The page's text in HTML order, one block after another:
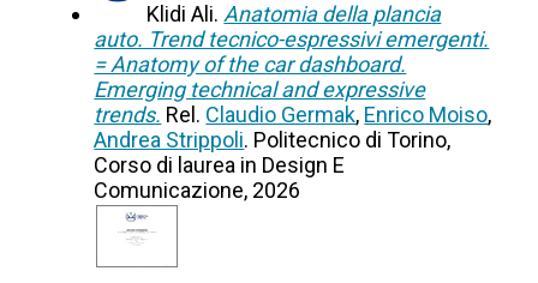
Klidi Ali.Anatomia della plancia
auto. Trend tecnico-espressivi emergenti.
= Anatomy of the car dashboard.
Emerging technical and expressive
trends. Rel. Claudio Germak, Enrico Moiso,
Andrea Strippoli. Politecnico di Torino,
Corso di laurea in Design E
Comunicazione, 2026